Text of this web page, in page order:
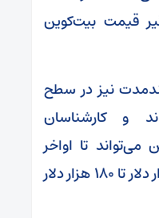
قیمت بیت‌کوین
نیز در سطح
و کارشناسان
تا اواخر
سال ۲۰۲۵ به سطح ۱۶۰ هزار دلار تا ۱۸۰ هزار دلار